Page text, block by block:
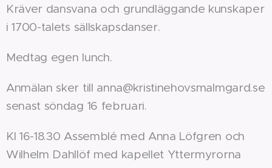
Kräver dansvana och grundläggande kunskaper
i 1700-talets sällskapsdanser.
Medtag egen lunch.
Anmälan sker till anna@kristinehovsmalmgard.se
senast söndag 16 februari.
Kl 16-18.30 Assemblé med Anna Löfgren och
Wilhelm Dahllöf med kapellet Yttermyrorna